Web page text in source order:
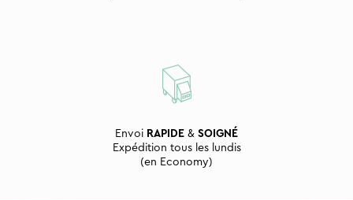
Envoi RAPIDE & SOIGNÉ
Expédition tous les lundis
(en Economy)